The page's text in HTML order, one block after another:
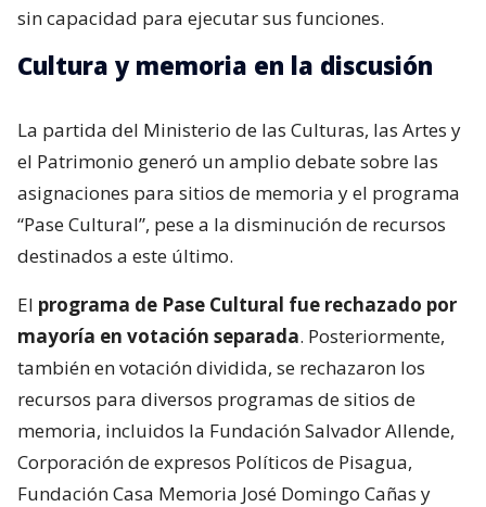
sin capacidad para ejecutar sus funciones.
Cultura y memoria en la discusión
La partida del Ministerio de las Culturas, las Artes y
el Patrimonio generó un amplio debate sobre las
asignaciones para sitios de memoria y el programa
“Pase Cultural”, pese a la disminución de recursos
destinados a este último.
El programa de Pase Cultural fue rechazado por
mayoría en votación separada. Posteriormente,
también en votación dividida, se rechazaron los
recursos para diversos programas de sitios de
memoria, incluidos la Fundación Salvador Allende,
Corporación de expresos Políticos de Pisagua,
Fundación Casa Memoria José Domingo Cañas y